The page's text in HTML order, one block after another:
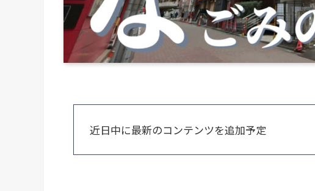
近日中に最新のコンテンツを追加予定